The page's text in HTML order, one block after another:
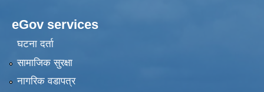
eGov services
घटना दर्ता
सामाजिक सुरक्षा
नागरिक वडापत्र